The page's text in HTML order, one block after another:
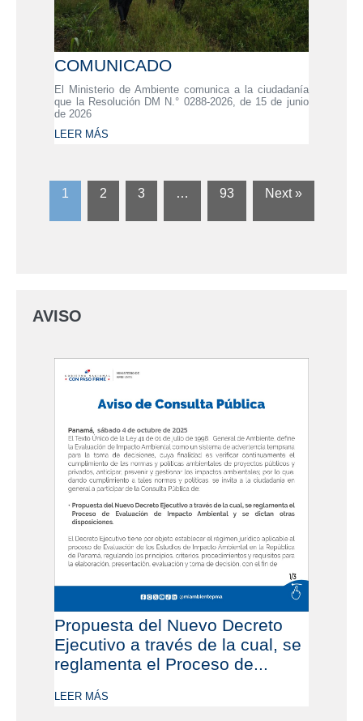
COMUNICADO
El Ministerio de Ambiente comunica a la ciudadanía
que la Resolución DM N.° 0288-2026, de 15 de junio
de 2026
LEER MÁS
1 2 3 … 93 Next »
AVISO
Propuesta del Nuevo Decreto
Ejecutivo a través de la cual, se
reglamenta el Proceso de...
LEER MÁS